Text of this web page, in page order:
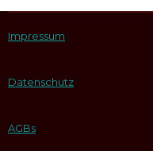
Impressum
Datenschutz
AGBs